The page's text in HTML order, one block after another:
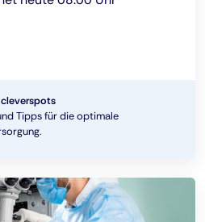
Tipps für die optimale